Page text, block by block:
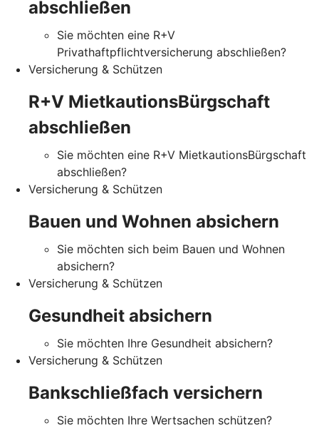
abschließen
Sie möchten eine R+V
Privathaftpflichtversicherung abschließen?
Versicherung & Schützen
R+V MietkautionsBürgschaft
abschließen
Sie möchten eine R+V MietkautionsBürgschaft
abschließen?
Versicherung & Schützen
Bauen und Wohnen absichern
Sie möchten sich beim Bauen und Wohnen
absichern?
Versicherung & Schützen
Gesundheit absichern
Sie möchten Ihre Gesundheit absichern?
Versicherung & Schützen
Bankschließfach versichern
Sie möchten Ihre Wertsachen schützen?